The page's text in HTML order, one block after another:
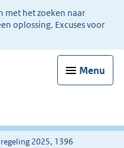
met het zoeken naar
oplossing. Excuses voor
Menu
2025, 1396